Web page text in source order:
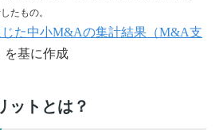
たもの。
た中小M&Aの集計結果（M&A支
を基に作成
ットとは？